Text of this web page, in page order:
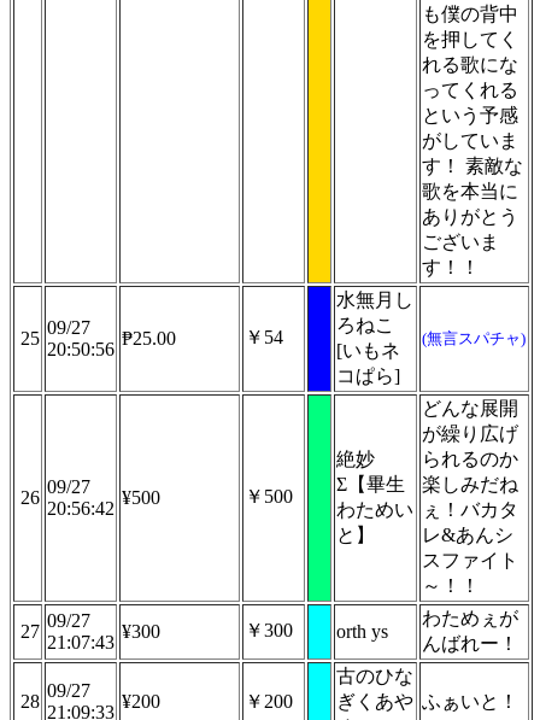
も僕の背中
を押してく
れる歌にな
ってくれる
という予感
がしていま
す！ 素敵な
歌を本当に
ありがとう
ございま
す！！
25
09/27
20:50:56
₱25.00 ￥54
水無月し
ろねこ
[いもネ
コぱら]
(無言スパチャ)
26
09/27
20:56:42
¥500 ￥500
絶妙
Σ【畢生
わためい
と】
どんな展開
が繰り広げ
られるのか
楽しみだね
ぇ！バカタ
レ&あんシ
スファイト
～！！
27
09/27
21:07:43
¥300 ￥300 orth ys
わためぇが
んばれー！
28
09/27
21:09:33
¥200 ￥200
古のひな
ぎくあや ふぁいと！